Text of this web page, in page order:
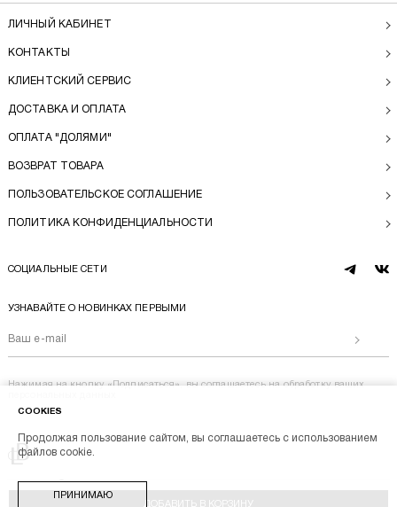
ДОБАВИТЬ В КОРЗИНУ
Перейти на главную
BL BRAND © 2014-2026
ЛИЧНЫЙ КАБИНЕТ
КОНТАКТЫ
КЛИЕНТСКИЙ СЕРВИС
ДОСТАВКА И ОПЛАТА
ОПЛАТА "ДОЛЯМИ"
ВОЗВРАТ ТОВАРА
ПОЛЬЗОВАТЕЛЬСКОЕ СОГЛАШЕНИЕ
ПОЛИТИКА КОНФИДЕНЦИАЛЬНОСТИ
СОЦИАЛЬНЫЕ СЕТИ
telegram
vk
УЗНАВАЙТЕ О НОВИНКАХ ПЕРВЫМИ
Нажимая на кнопку «Подписаться», вы соглашаетесь на обработку ваших
COOKIES
Продолжая пользование сайтом, вы соглашаетесь с использованием
файлов cookie.
ПРИНИМАЮ